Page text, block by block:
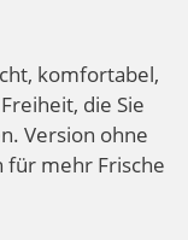
komfortabel,
die Sie
Version ohne
für mehr Frische